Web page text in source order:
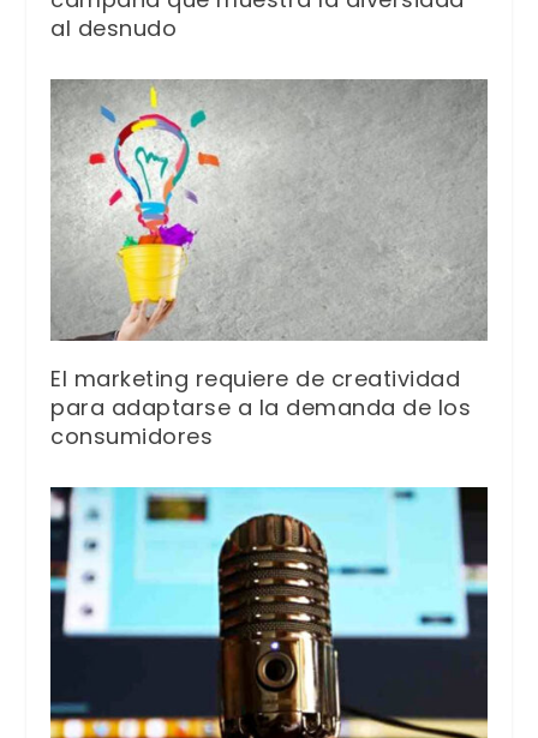
al desnudo
El marketing requiere de creatividad
para adaptarse a la demanda de los
consumidores